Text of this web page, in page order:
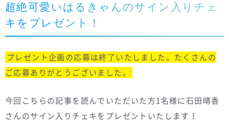
超絶可愛いはるきゃんのサイン入りチェ
キをプレゼント！
プレゼント企画の応募は終了いたしました。たくさんの
ご応募ありがとうございました。
今回こちらの記事を読んでいただいた方1名様に石田晴香
さんのサイン入りチェキをプレゼントいたします！